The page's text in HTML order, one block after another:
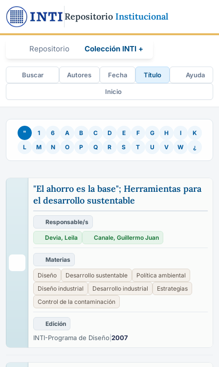
Repositorio Institucional
Repositorio Colección INTI +
Buscar Autores Fecha Título Ayuda
Inicio
" 1 6 A B C D E F G H I
K
L
M N O P Q R S T U V W ¿
"El ahorro es la base"; Herramientas para
el desarrollo sustentable
Responsable/s
Devia, Leila Canale, Guillermo Juan
Materias
Diseño Desarrollo sustentable
Política ambiental
Diseño industrial
Desarrollo industrial
Estrategias
Control de la contaminación
Edición
INTI-Programa de Diseño 2007